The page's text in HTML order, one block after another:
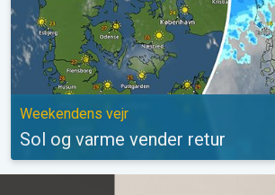
Weekendens vejr
Sol og varme vender retur